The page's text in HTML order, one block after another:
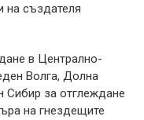
създателя
в Централно-
Волга, Долна
Сибир за отглеждане
на гнездещите